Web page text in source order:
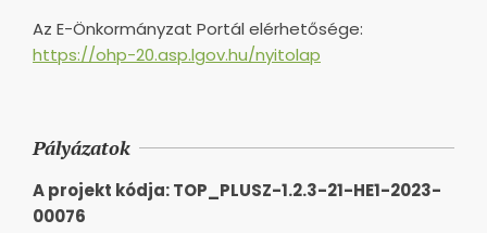
Az E-Önkormányzat Portál elérhetősége:
https://ohp-20.asp.lgov.hu/nyitolap
Pályázatok
A projekt kódja: TOP_PLUSZ-1.2.3-21-HE1-2023-
00076